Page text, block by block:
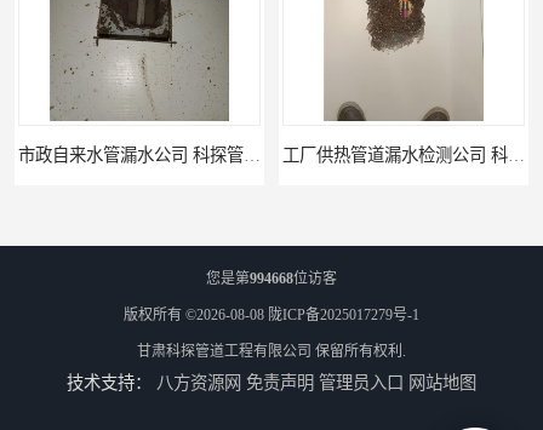
公司仪器测漏电话 科探管道工程
您是第994668位访客
版权所有 ©2026-08-08 陇ICP备2025017279号-1
甘肃科探管道工程有限公司 保留所有权利.
技术支持： 八方资源网 免责声明 管理员入口 网站地图